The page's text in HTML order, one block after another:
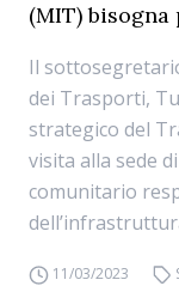
(MIT)
Il
dei Trasporti,
strategico del
visita alla sede
comunitario
11/03/2023